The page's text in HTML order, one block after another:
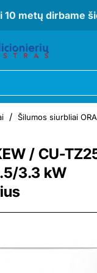
10 metų dirbame
/ CU-
3.3 kW
Šilumos siurbliai